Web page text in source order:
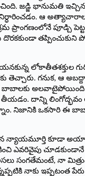
జడ్జి
ఆ
పూడ్చి
దొరకకుండా
లోకాతీతశక్తుల
తెచ్చారు. గనుక, ఆ
అలవాటైపోయింది.
దాన్ని లింగోద్భవం
నిజానికి ఒకసారి ఈ
కూడా అయ్యారు.
ఎవరివైపు
సంగతేమంటే, నా
నాకు ఇప్పటంత